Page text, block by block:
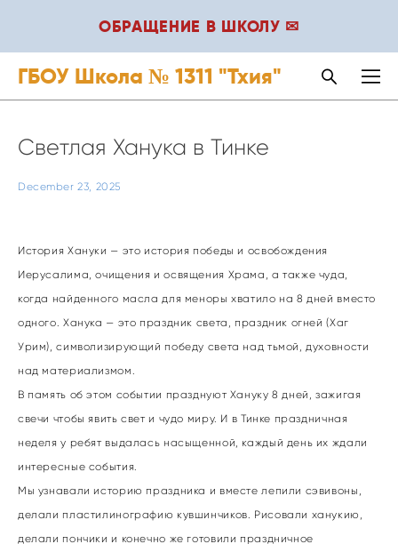
ОБРАЩЕНИЕ В ШКОЛУ ✉
ГБОУ Школа № 1311 "Тхия"
December 23, 2025
Светлая Ханука в Тинке
История Хануки — это история победы и освобождения
Иерусалима, очищения и освящения Храма, а также чуда,
когда найденного масла для меноры хватило на 8 дней вместо
одного. Ханука — это праздник света, праздник огней (Хаг
Урим), символизирующий победу света над тьмой, духовности
над материализмом.
В память об этом событии празднуют Хануку 8 дней, зажигая
свечи чтобы явить свет и чудо миру. И в Тинке праздничная
неделя у ребят выдалась насыщенной, каждый день их ждали
интересные события.
Мы узнавали историю праздника и вместе лепили сэвивоны,
делали пластилинографию кувшинчиков. Рисовали ханукию,
делали пончики и конечно же готовили праздничное